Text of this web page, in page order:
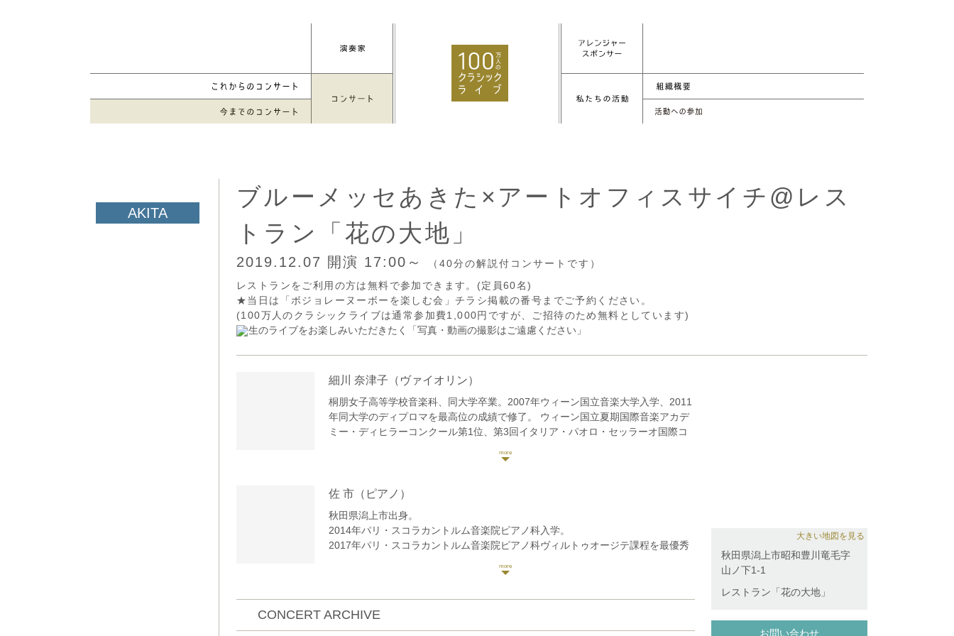
ブルーメッセあきた×アートオフィスサイチ@レス
トラン「花の大地」
2019.12.07 開演 17:00～
（40分の解説付コンサートです）
レストランをご利用の方は無料で参加できます。(定員60名)
★当日は「ボジョレーヌーボーを楽しむ会」チラシ掲載の番号までご予約ください。
(100万人のクラシックライブは通常参加費1,000円ですが、ご招待のため無料としています)
生のライブをお楽しみいただきたく「写真・動画の撮影はご遠慮ください」
細川 奈津子 （ヴァイオリン）
桐朋女子高等学校音楽科、同大学卒業。2007年ウィーン国立音楽大学入学、2011
年同大学のディプロマを最高位の成績で修了。 ウィーン国立夏期国際音楽アカデ
ミー・ディヒラーコンクール第1位、第3回イタリア・パオロ・セッラーオ国際コ
参加するなど演奏活動の他、一般財団法人地域創造平成25,26年度公共ホール音楽
ュースによるコンサートを2016年より行っている。
近年では「100万人のクラシックライブ」アーティストとして、全国で演奏活動を
している。
桐朋学園大学附属「子供のための音楽教室」長野教室講師。
長野県信濃町出身、東京都在住。
佐 市 （ピアノ）
秋田県潟上市出身。
2014年パリ・スコラカントルム音楽院ピアノ科入学。
2017年パリ・スコラカントルム音楽院ピアノ科ヴィルトゥオージテ課程を最優秀
同年パリ・エコールノルマル音楽院作曲課程修了。
また、エフエム秋田「クラシックの扉」のパーソナリティーを務める。
CONCERT ARCHIVE
大きい地図を見る
秋田県潟上市昭和豊川竜毛字
山ノ下1-1
レストラン「花の大地」
お問い合わせ